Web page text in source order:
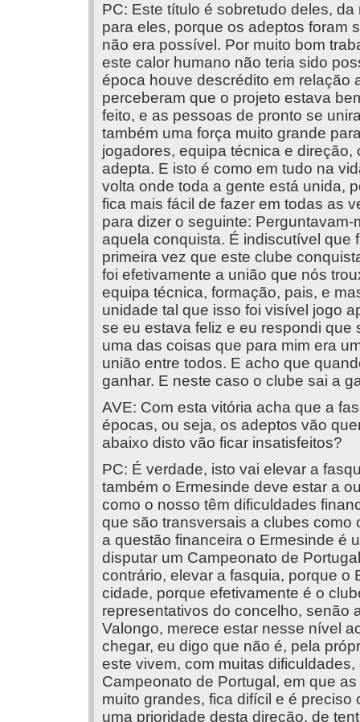
PC: Este título é sobretudo deles,
para eles, porque os adeptos foram
não era possível. Por muito bom
este calor humano não teria sido
época houve descrédito em relação
perceberam que o projeto estava
feito, e as pessoas de pronto se
também uma força muito grande
jogadores, equipa técnica e
adepta. E isto é como em tudo na
volta onde toda a gente está unida,
fica mais fácil de fazer em todas as
para dizer o seguinte:
aquela conquista. É indiscutível que
primeira vez que este clube
foi efetivamente a união que nós
equipa técnica, formação, pais, e
unidade tal que isso foi visível jogo
se eu estava feliz e eu respondi
uma das coisas que para mim era
união entre todos. E acho que
ganhar. E neste caso o clube sai a
AVE: Com esta vitória acha que a
épocas, ou seja, os adeptos vão
abaixo disto vão ficar insatisfeitos?
PC: É verdade, isto vai elevar a
também o Ermesinde deve estar a
como o nosso têm dificuldades
que são transversais a clubes
a questão financeira o Ermesinde é
disputar um Campeonato de
contrário, elevar a fasquia, porque
cidade, porque efetivamente é o
representativos do concelho, senão
Valongo, merece estar nesse nível
chegar, eu digo que não é, pela
este vivem, com muitas
Campeonato de Portugal, em que
muito grandes, fica difícil e é
uma prioridade desta direção, de